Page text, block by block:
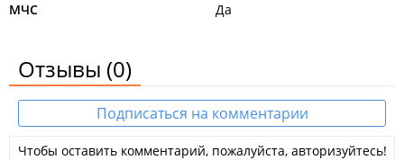
МЧС Да
Отзывы (0)
Подписаться на комментарии
Чтобы оставить комментарий, пожалуйста, авторизуйтесь!